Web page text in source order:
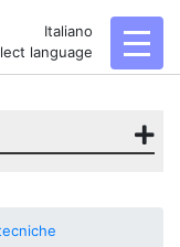
Italiano
language